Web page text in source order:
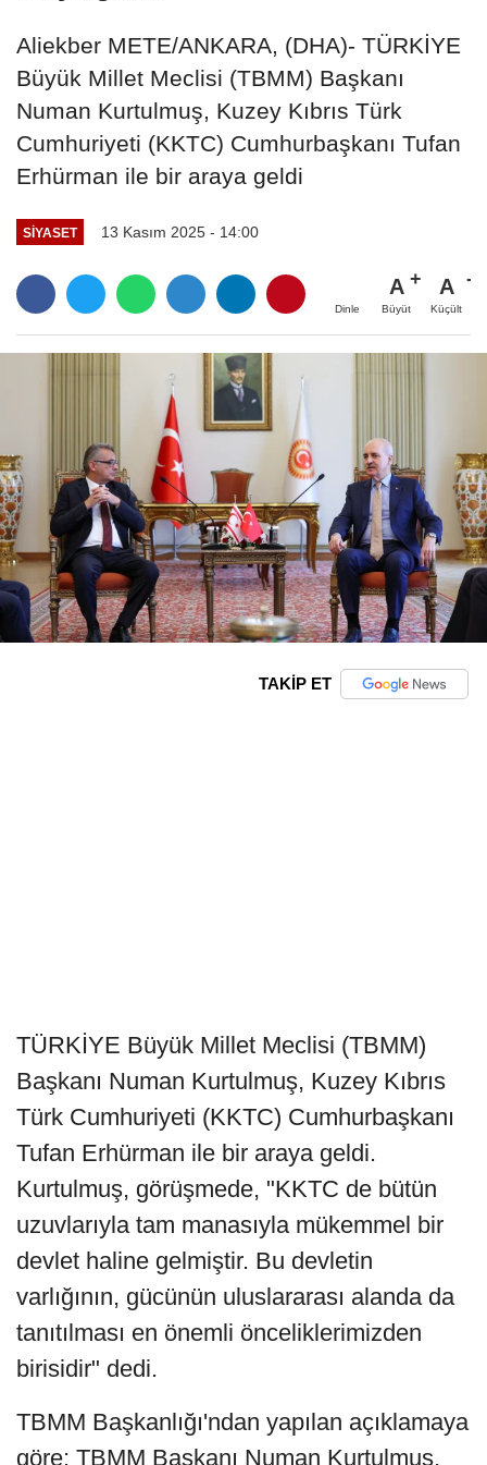
Aliekber METE/ANKARA, (DHA)- TÜRKİYE
Büyük Millet Meclisi (TBMM) Başkanı
Numan Kurtulmuş, Kuzey Kıbrıs Türk
Cumhuriyeti (KKTC) Cumhurbaşkanı Tufan
Erhürman ile bir araya geldi
SIYASET 13 Kasım 2025 - 14:00
Dinle
A
Büyüt
A
Küçült
TAKİP ET
TÜRKİYE Büyük Millet Meclisi (TBMM)
Başkanı Numan Kurtulmuş, Kuzey Kıbrıs
Türk Cumhuriyeti (KKTC) Cumhurbaşkanı
Tufan Erhürman ile bir araya geldi.
Kurtulmuş, görüşmede, "KKTC de bütün
uzuvlarıyla tam manasıyla mükemmel bir
devlet haline gelmiştir. Bu devletin
varlığının, gücünün uluslararası alanda da
tanıtılması en önemli önceliklerimizden
birisidir" dedi.
TBMM Başkanlığı'ndan yapılan açıklamaya
göre; TBMM Başkanı Numan Kurtulmuş,